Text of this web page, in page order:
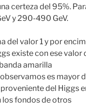
certeza del 95%.
y 290-490 GeV.
del valor 1 y por
existe con ese valor
amarilla
es mayor
del Higgs
los fondos de otros